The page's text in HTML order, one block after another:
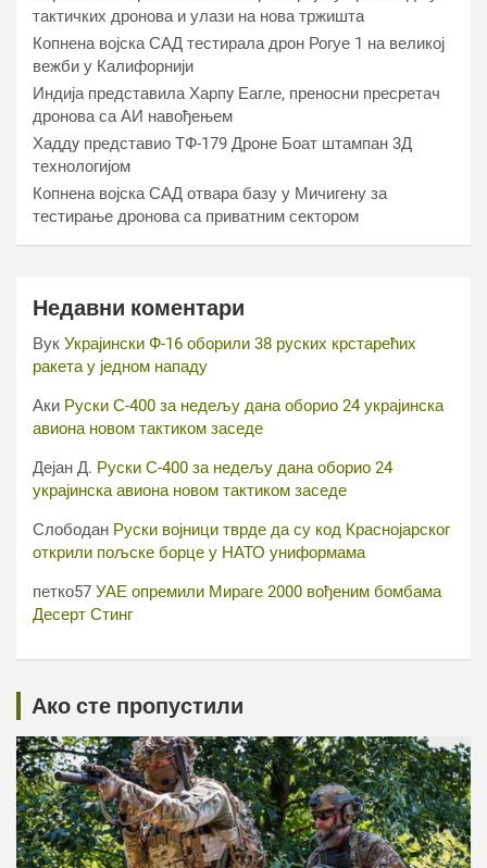
тактичких дронова и улази на нова тржишта
Копнена војска САД тестирала дрон Рогуе 1 на великој
вежби у Калифорнији
Индија представила Харпy Еагле, преносни пресретач
дронова са АИ навођењем
Хаддy представио ТФ-179 Дроне Боат штампан 3Д
технологијом
Копнена војска САД отвара базу у Мичигену за
тестирање дронова са приватним сектором
Недавни коментари
Вук Украјински Ф-16 оборили 38 руских крстарећих
ракета у једном нападу
Аки Руски С-400 за недељу дана оборио 24 украјинска
авиона новом тактиком заседе
Дејан Д. Руски С-400 за недељу дана оборио 24
украјинска авиона новом тактиком заседе
Слободан Руски војници тврде да су код Краснојарског
открили пољске борце у НАТО униформама
петко57 УАЕ опремили Мираге 2000 вођеним бомбама
Десерт Стинг
Ако сте пропустили